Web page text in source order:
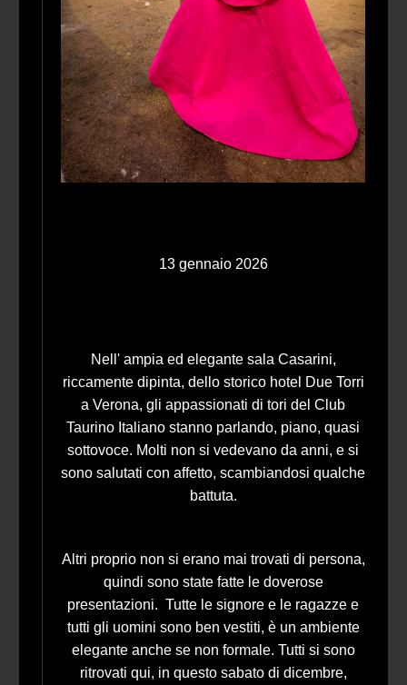
13 gennaio 2026
Nell' ampia ed elegante sala Casarini,
riccamente dipinta, dello storico hotel Due Torri
a Verona, gli appassionati di tori del Club
Taurino Italiano stanno parlando, piano, quasi
sottovoce. Molti non si vedevano da anni, e si
sono salutati con affetto, scambiandosi qualche
battuta.
Altri proprio non si erano mai trovati di persona,
quindi sono state fatte le doverose
presentazioni. Tutte le signore e le ragazze e
tutti gli uomini sono ben vestiti, è un ambiente
elegante anche se non formale. Tutti si sono
ritrovati qui, in questo sabato di dicembre,